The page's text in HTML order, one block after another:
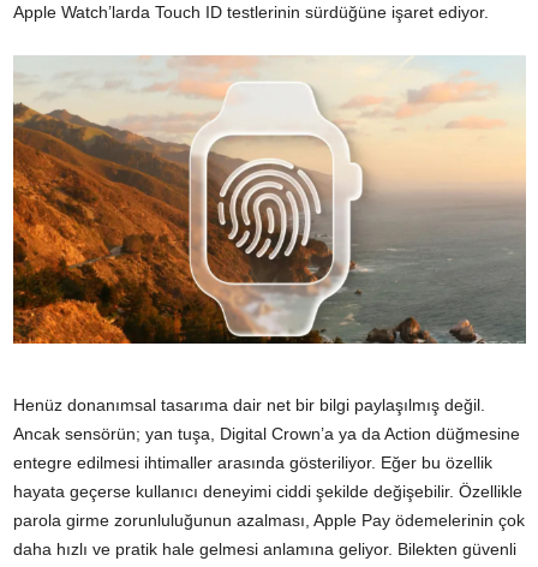
Apple Watch’larda Touch ID testlerinin sürdüğüne işaret ediyor.
Henüz donanımsal tasarıma dair net bir bilgi paylaşılmış değil.
Ancak sensörün; yan tuşa, Digital Crown’a ya da Action düğmesine
entegre edilmesi ihtimaller arasında gösteriliyor. Eğer bu özellik
hayata geçerse kullanıcı deneyimi ciddi şekilde değişebilir. Özellikle
parola girme zorunluluğunun azalması, Apple Pay ödemelerinin çok
daha hızlı ve pratik hale gelmesi anlamına geliyor. Bilekten güvenli